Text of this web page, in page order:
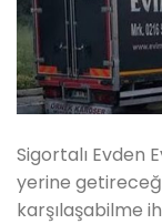
Sigortalı Evden
yerine
karşılaşabilme